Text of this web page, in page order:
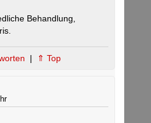
Behandlung,
| ⇑ Top